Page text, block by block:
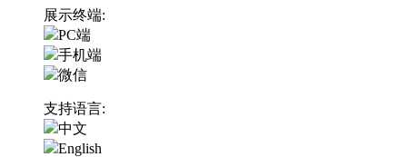
展示终端:
PC端
手机端
微信
支持语言:
中文
English